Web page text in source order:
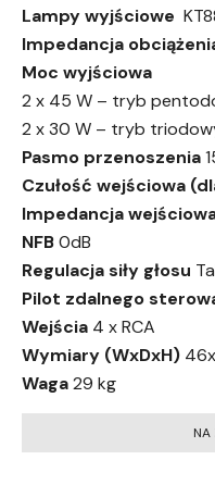
Lampy wyjściowe
Impedancja
Moc wyjściowa
2 x 45 W – tryb
2 x 30 W – tryb
Pasmo przenoszenia
Czułość wejściowa
Impedancja
NFB0dB
Regulacja siły głosu
Pilot zdalnego
Wejścia 4 x RCA
Wymiary (WxDxH)
Waga29 kg
NA